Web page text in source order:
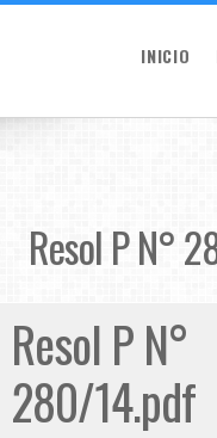
INICIO
Resol P N°
Resol P N°
280/14.pdf